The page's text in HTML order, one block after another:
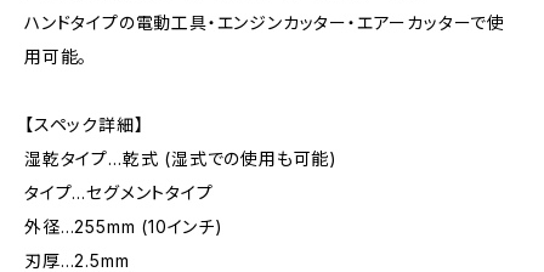
ハンドタイプの電動工具・エンジンカッター・エアーカッターで使
用可能。
【スペック詳細】
湿乾タイプ…乾式 (湿式での使用も可能)
タイプ…セグメントタイプ
外径…255mm (10インチ)
刃厚…2.5mm